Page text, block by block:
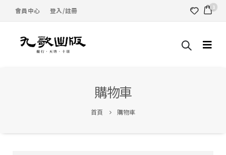
會員中心 登入/註冊 1
購物車
首頁 購物車